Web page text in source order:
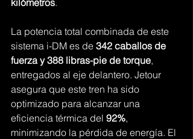
La potencia total combinada de este
sistema i-DM es de 342 caballos de
fuerza y 388 libras-pie de torque,
entregados al eje delantero. Jetour
asegura que este tren ha sido
optimizado para alcanzar una
eficiencia térmica del 92%,
minimizando la pérdida de energía. El